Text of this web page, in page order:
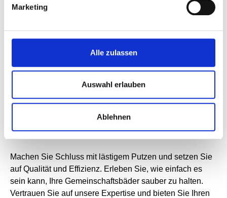
Marketing
Alle zulassen
Auswahl erlauben
Ablehnen
berührungslosen Armaturen – wir bieten alles, was Sie für
ein hygienisches Umfeld benötigen. Machen Sie Ihre
Gemeinschaftsbäder zum Vorzeigebeispiel für Hygiene
Einrichtung aufzuwerten und das Wohlbefinden Ihrer
Gäste zu steigern.
Machen Sie Schluss mit lästigem Putzen und setzen Sie
auf Qualität und Effizienz. Erleben Sie, wie einfach es
sein kann, Ihre Gemeinschaftsbäder sauber zu halten.
Vertrauen Sie auf unsere Expertise und bieten Sie Ihren